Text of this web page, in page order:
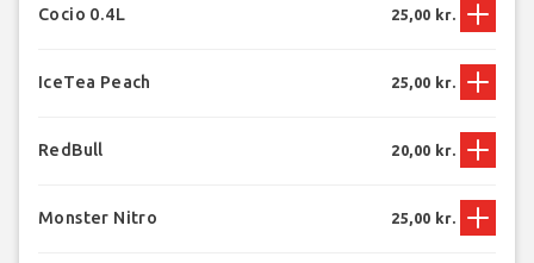
Cocio 0.4L 25,00 kr.
IceTea Peach 25,00 kr.
RedBull 20,00 kr.
Monster Nitro 25,00 kr.